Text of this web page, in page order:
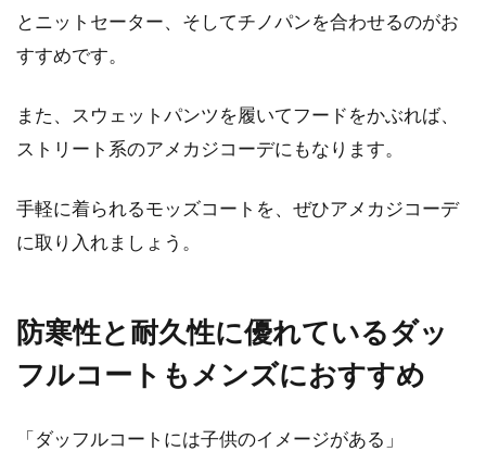
とニットセーター、そしてチノパンを合わせるのがお
すすめです。
また、スウェットパンツを履いてフードをかぶれば、
ストリート系のアメカジコーデにもなります。
手軽に着られるモッズコートを、ぜひアメカジコーデ
に取り入れましょう。
防寒性と耐久性に優れているダッ
フルコートもメンズにおすすめ
「ダッフルコートには子供のイメージがある」